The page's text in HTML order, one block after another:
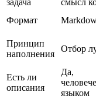
задача
смысл
Формат
Принцип
наполнения
Отбор
Есть ли
описания
Да,
языком